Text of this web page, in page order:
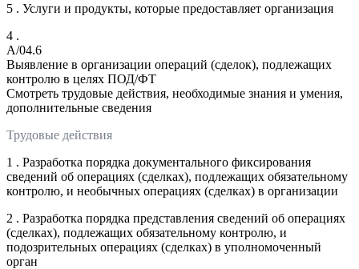
5 . Услуги и продукты, которые предоставляет организация
4 .
A/04.6
Выявление в организации операций (сделок), подлежащих
контролю в целях ПОД/ФТ
Смотреть трудовые действия, необходимые знания и умения,
дополнительные сведения
Трудовые действия
1 . Разработка порядка документального фиксирования
сведений об операциях (сделках), подлежащих обязательному
контролю, и необычных операциях (сделках) в организации
2 . Разработка порядка представления сведений об операциях
(сделках), подлежащих обязательному контролю, и
подозрительных операциях (сделках) в уполномоченный
орган